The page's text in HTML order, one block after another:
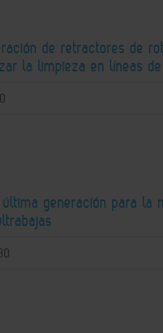
de retractores de
la limpieza en líneas
generación para la